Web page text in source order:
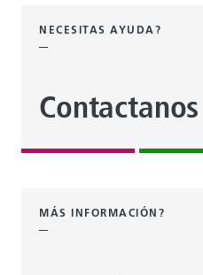
NECESITAS AYUDA?
Contactanos
MÁS INFORMACIÓN?